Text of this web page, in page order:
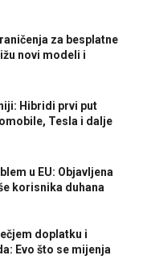
za besplatne
novi modeli i
Hibridi prvi put
Tesla i dalje
u EU: Objavljena
korisnika duhana
doplatku i
Evo što se mijenja